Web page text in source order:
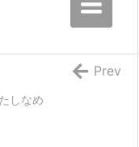
しなめ
Prev